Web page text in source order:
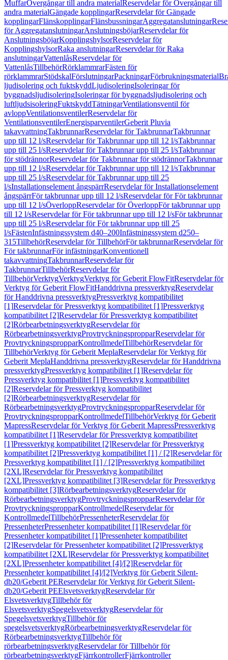
MuffarÖvergångar till andra materialReservdelar för Övergångar till
andra materialGängade kopplingarReservdelar för Gängade
kopplingarFlänskopplingarFlänsbussningarAggregatanslutningar
för AggregatanslutningarAnslutningsböjarReservdelar för
AnslutningsböjarKopplingshylsorReservdelar för
KopplingshylsorRaka anslutningarReservdelar för Raka
anslutningarVattenlåsReservdelar för
VattenlåsTillbehörRörklammrarFästen för
rörklammrarStödskalFörslutningarPackningarFörbrukningsmaterial
ljudisolering och fuktskyddLjudisoleringIsoleringar för
byggnadsljudisoleringIsoleringar för byggnadsljudisolering och
luftljudsisoleringFuktskyddTätningarVentilationsventil för
avloppVentilationsventilerReservdelar för
VentilationsventilerEnergisparventilerGeberit Pluvia
takavvattningTakbrunnarReservdelar för TakbrunnarTakbrunnar
upp till 12 l/sReservdelar för Takbrunnar upp till 12 l/sTakbrunnar
upp till 25 l/sReservdelar för Takbrunnar upp till 25 l/sTakbrunnar
för stödrännorReservdelar för Takbrunnar för stödrännorTakbrunnar
upp till 12 l/sReservdelar för Takbrunnar upp till 12 l/sTakbrunnar
upp till 25 l/sReservdelar för Takbrunnar upp till 25
l/sInstallationselement ångspärrReservdelar för Installationselement
ångspärrFör takbrunnar upp till 12 l/sReservdelar för För takbrunnar
upp till 12 l/sÖverloppReservdelar för ÖverloppFör takbrunnar upp
till 12 l/sReservdelar för För takbrunnar upp till 12 l/sFör takbrunnar
upp till 25 l/sReservdelar för För takbrunnar upp till 25
l/sFästenInfästningssystem d40–200Infästningssystem d250–
315TillbehörReservdelar för TillbehörFör takbrunnarReservdelar för
För takbrunnarFör infästningarKonventionell
takavvattningTakbrunnarReservdelar för
TakbrunnarTillbehörReservdelar för
TillbehörVerktygVerktygVerktyg för Geberit FlowFitReservdelar för
Verktyg för Geberit FlowFitHanddrivna pressverktygReservdelar
för Handdrivna pressverktygPressverktyg kompatibilitet
[1]Reservdelar för Pressverktyg kompatibilitet [1]Pressverktyg
kompatibilitet [2]Reservdelar för Pressverktyg kompatibilitet
[2]RörbearbetningsverktygReservdelar för
RörbearbetningsverktygProvtryckningspropparReservdelar för
ProvtryckningspropparKontrollmedelTillbehörReservdelar för
TillbehörVerktyg för Geberit MeplaReservdelar för Verktyg för
Geberit MeplaHanddrivna pressverktygReservdelar för Handdrivna
pressverktygPressverktyg kompatibilitet [1]Reservdelar för
Pressverktyg kompatibilitet [1]Pressverktyg kompatibilitet
[2]Reservdelar för Pressverktyg kompatibilitet
[2]RörbearbetningsverktygReservdelar för
RörbearbetningsverktygProvtryckningspropparReservdelar för
ProvtryckningspropparKontrollmedelTillbehörVerktyg för Geberit
MapressReservdelar för Verktyg för Geberit MapressPressverktyg
kompatibilitet [1]Reservdelar för Pressverktyg kompatibilitet
[1]Pressverktyg kompatibilitet [2]Reservdelar för Pressverktyg
kompatibilitet [2]Pressverktyg kompatibilitet [1] / [2]Reservdelar för
Pressverktyg kompatibilitet [1] / [2]Pressverktyg kompatibilitet
[2XL]Reservdelar för Pressverktyg kompatibilitet
[2XL]Pressverktyg kompatibilitet [3]Reservdelar för Pressverktyg
kompatibilitet [3]RörbearbetningsverktygReservdelar för
RörbearbetningsverktygProvtryckningspropparReservdelar för
ProvtryckningspropparKontrollmedelReservdelar för
KontrollmedelTillbehörPressenheterReservdelar för
PressenheterPressenheter kompatibilitet [1]Reservdelar för
Pressenheter kompatibilitet [1]Pressenheter kompatibilitet
[2]Reservdelar för Pressenheter kompatibilitet [2]Pressverktyg
kompatibilitet [2XL]Reservdelar för Pressverktyg kompatibilitet
[2XL]Pressenheter kompatibilitet [4]/[2]Reservdelar för
Pressenheter kompatibilitet [4]/[2]Verktyg för Geberit Silent-
db20/Geberit PEReservdelar för Verktyg för Geberit Silent-
db20/Geberit PEElsvetsverktygReservdelar för
ElsvetsverktygTillbehör för
ElsvetsverktygSpegelsvetsverktygReservdelar för
SpegelsvetsverktygTillbehör för
spegelsvetsverktygRörbearbetningsverktygReservdelar för
RörbearbetningsverktygTillbehör för
rörbearbetningsverktygReservdelar för Tillbehör för
rörbearbetningsverktygFjärrkontrollerFjärrkontroller